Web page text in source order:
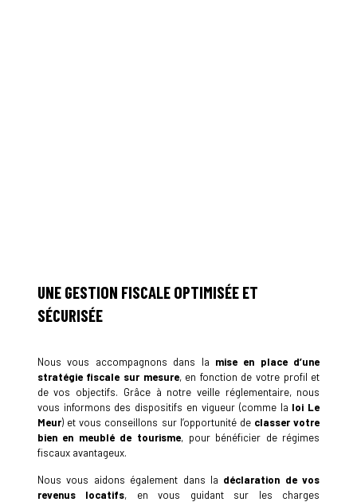
UNE GESTION FISCALE OPTIMISÉE ET
SÉCURISÉE
Nous vous accompagnons dans la mise en place d’une
stratégie fiscale sur mesure, en fonction de votre profil et
de vos objectifs. Grâce à notre veille réglementaire, nous
vous informons des dispositifs en vigueur (comme la loi Le
Meur) et vous conseillons sur l’opportunité de classer votre
bien en meublé de tourisme, pour bénéficier de régimes
fiscaux avantageux.
Nous vous aidons également dans la déclaration de vos
revenus locatifs, en vous guidant sur les charges